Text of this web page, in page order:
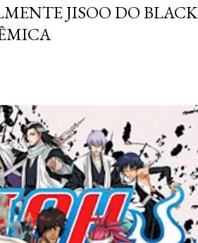
JISOO DO BLACK